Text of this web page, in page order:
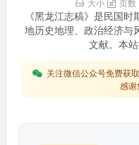
大小 页数
《黑龙江志稿》是民国
地历史地理、政治经济与
文献。本
关注微信公众号免费获
感谢